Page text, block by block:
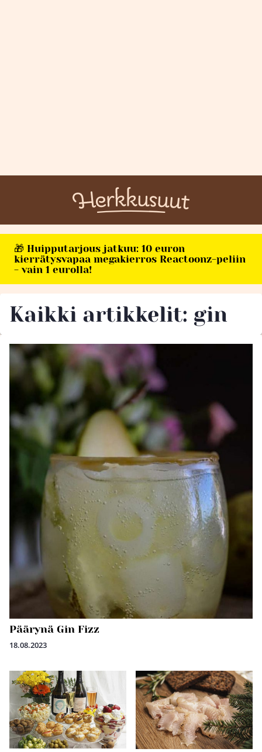
🎁 Huipputarjous jatkuu: 10 euron
kierrätysvapaa megakierros Reactoonz-peliin
- vain 1 eurolla!
Kaikki artikkelit: gin
Päärynä Gin Fizz
18.08.2023